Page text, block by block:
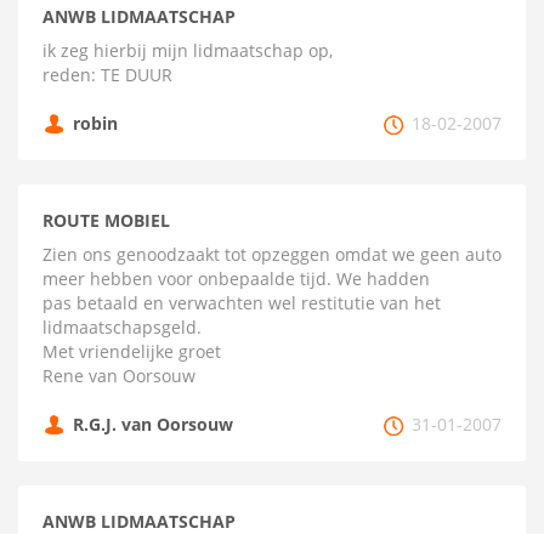
ANWB LIDMAATSCHAP
ik zeg hierbij mijn lidmaatschap op,
reden: TE DUUR
robin 18-02-2007
ROUTE MOBIEL
Zien ons genoodzaakt tot opzeggen omdat we geen auto
meer hebben voor onbepaalde tijd. We hadden
pas betaald en verwachten wel restitutie van het
lidmaatschapsgeld.
Met vriendelijke groet
Rene van Oorsouw
R.G.J. van Oorsouw 31-01-2007
ANWB LIDMAATSCHAP